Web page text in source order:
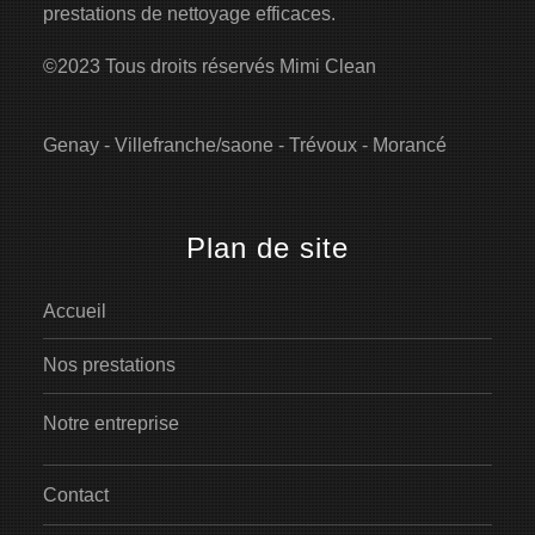
prestations de nettoyage efficaces.
©2023 Tous droits réservés Mimi Clean
Genay - Villefranche/saone - Trévoux - Morancé
Plan de site
Accueil
Nos prestations
Notre entreprise
Contact